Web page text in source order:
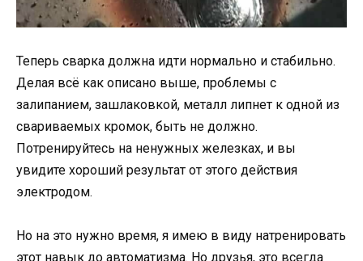
Теперь сварка должна идти нормально и стабильно.
Делая всё как описано выше, проблемы с
залипанием, зашлаковкой, металл липнет к одной из
свариваемых кромок, быть не должно.
Потренируйтесь на ненужных железках, и вы
увидите хороший результат от этого действия
электродом.
Но на это нужно время, я имею в виду натренировать
этот навык до автоматизма. Но друзья, это всегда